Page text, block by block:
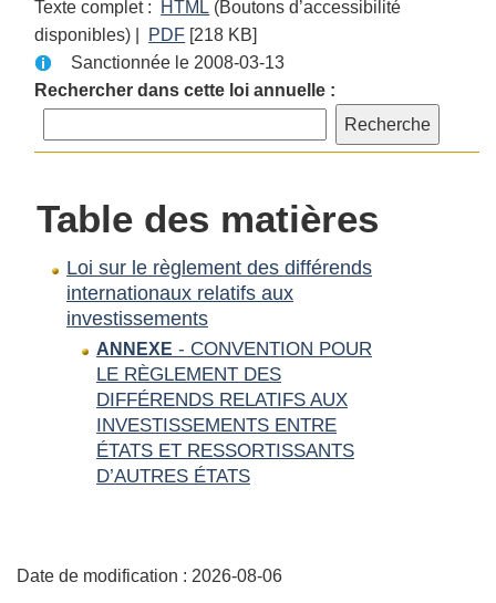
Texte complet : HTML Texte
complet
:
Loi
le
différends
internationaux
relatifs
investissements
(Boutons d’accessibilité
disponibles) | PDF Texte
complet
:
sur
des
différends
internationaux
relatifs
aux
investissements
[218 KB]
Sanctionnée le 2008-03-13
Rechercher dans cette loi annuelle :
Table des matières
Loi sur le règlement des différends
internationaux relatifs aux
investissements
ANNEXE - CONVENTION POUR
LE RÈGLEMENT DES
DIFFÉRENDS RELATIFS AUX
INVESTISSEMENTS ENTRE
ÉTATS ET RESSORTISSANTS
D’AUTRES ÉTATS
Date de modification : 2026-08-06